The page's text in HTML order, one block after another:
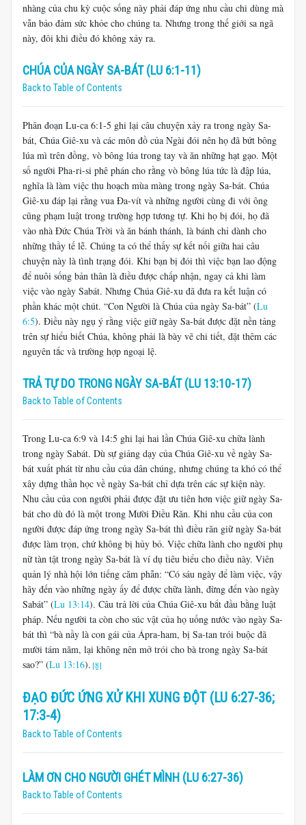
nhàng của chu kỳ cuộc sống này phải đáp ứng nhu cầu chi dùng mà
vẫn bảo đảm sức khỏe cho chúng ta. Nhưng trong thế giới sa ngã
này, đôi khi điều đó không xảy ra.
CHÚA CỦA NGÀY SA-BÁT (LU 6:1-11)
Back to Table of Contents
Phân đoạn Lu-ca 6:1-5 ghi lại câu chuyện xảy ra trong ngày Sa-
bát, Chúa Giê-xu và các môn đồ của Ngài đói nên họ đã bứt bông
lúa mì trên đồng, vò bông lúa trong tay và ăn những hạt gạo. Một
số người Pha-ri-si phê phán cho rằng vò bông lúa tức là đập lúa,
nghĩa là làm việc thu hoạch mùa màng trong ngày Sa-bát. Chúa
Giê-xu đáp lại rằng vua Đa-vít và những người cùng đi với ông
cũng phạm luật trong trường hợp tương tự. Khi họ bị đói, họ đã
vào nhà Đức Chúa Trời và ăn bánh thánh, là bánh chỉ dành cho
những thầy tế lễ. Chúng ta có thể thấy sự kết nối giữa hai câu
chuyện này là tình trạng đói. Khi bạn bị đói thì việc bạn lao động
để nuôi sống bản thân là điều được chấp nhận, ngay cả khi làm
việc vào ngày Sabát. Nhưng Chúa Giê-xu đã đưa ra kết luận có
phần khác một chút. “Con Người là Chúa của ngày Sa-bát” (Lu
6:5). Điều này ngụ ý rằng việc giữ ngày Sa-bát được đặt nền tảng
trên sự hiểu biết Chúa, không phải là bày vẽ chi tiết, đặt thêm các
nguyên tắc và trường hợp ngoại lệ.
TRẢ TỰ DO TRONG NGÀY SA-BÁT (LU 13:10-17)
Back to Table of Contents
Trong Lu-ca 6:9 và 14:5 ghi lại hai lần Chúa Giê-xu chữa lành
trong ngày Sabát. Dù sự giảng dạy của Chúa Giê-xu về ngày Sa-
bát xuất phát từ nhu cầu của dân chúng, nhưng chúng ta khó có thể
xây dựng thần học về ngày Sa-bát chỉ dựa trên các sự kiện này.
Nhu cầu của con người phải được đặt ưu tiên hơn việc giữ ngày Sa-
bát cho dù đó là một trong Mười Điều Răn. Khi nhu cầu của con
người được đáp ứng trong ngày Sa-bát thì điều răn giữ ngày Sa-bát
được làm trọn, chứ không bị hủy bỏ. Việc chữa lành cho người phụ
nữ tàn tật trong ngày Sa-bát là ví dụ tiêu biểu cho điều này. Viên
quản lý nhà hội lớn tiếng căm phẫn: “Có sáu ngày để làm việc, vậy
hãy đến vào những ngày ấy để được chữa lành, đừng đến vào ngày
Sabát” (Lu 13:14). Câu trả lời của Chúa Giê-xu bắt đầu bằng luật
pháp. Nếu người ta còn cho súc vật của họ uống nước vào ngày Sa-
bát thì “bà nầy là con gái của Ápra-ham, bị Sa-tan trói buộc đã
mười tám năm, lại không nên mở trói cho bà trong ngày Sa-bát
sao?” (Lu 13:16). [8]
ĐẠO ĐỨC ỨNG XỬ KHI XUNG ĐỘT (LU 6:27-36;
17:3-4)
Back to Table of Contents
LÀM ƠN CHO NGƯỜI GHÉT MÌNH (LU 6:27-36)
Back to Table of Contents